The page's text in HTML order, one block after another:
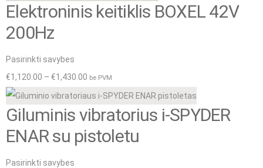
multiple
may
be
chosen
on
Elektroninis keitiklis BOXEL 42V
200Hz
Pasirinkti savybes
product
has
multiple
variants.
The
€1,120.00 – €1,430.00 Price
range:
€1,120.00
through
be PVM
Giluminis vibratorius i-SPYDER
ENAR su pistoletu
Pasirinkti savybes